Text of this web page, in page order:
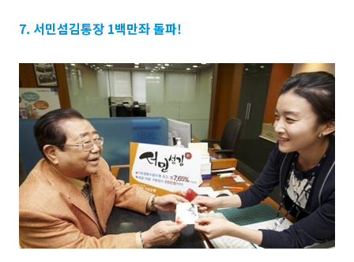
7. 서민섬김통장 1백만좌 돌파!